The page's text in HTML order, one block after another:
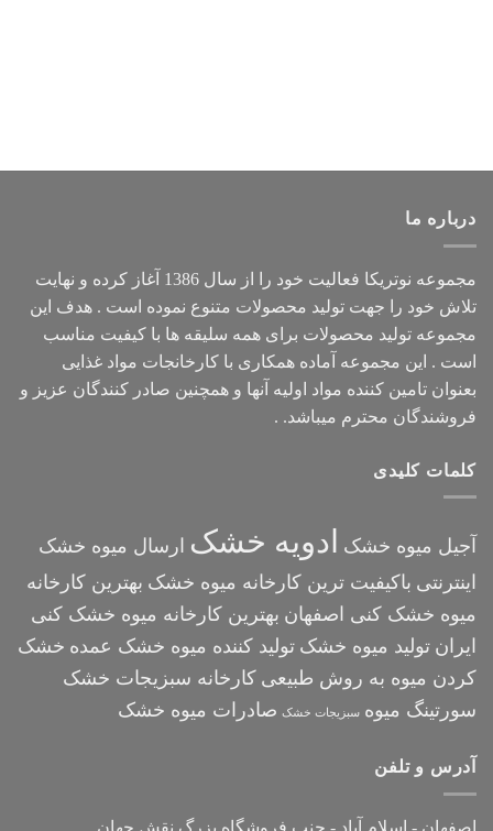
درباره ما
مجموعه نوتریکا
فعالیت خود را از سال 1386 آغاز کرده و نهایت
تلاش خود را جهت تولید محصولات متنوع نموده است . هدف این
مجموعه تولید محصولات برای همه سلیقه ها با کیفیت مناسب
است . این مجموعه آماده همکاری با کارخانجات مواد غذایی
بعنوان تامین کننده مواد اولیه آنها و همچنین صادر کنندگان عزیز و
فروشندگان محترم میباشد. .
کلمات کلیدی
آجیل میوه خشک ادویه خشک ارسال میوه خشک
اینترنتی باکیفیت ترین کارخانه میوه خشک بهترین کارخانه
میوه خشک کنی اصفهان بهترین کارخانه میوه خشک کنی
ایران تولید میوه خشک تولید کننده میوه خشک عمده خشک
کردن میوه به روش طبیعی کارخانه سبزیجات خشک
سورتینگ میوه سبزیجات خشک صادرات میوه خشک
آدرس و تلفن
اصفهان - اسلام آباد - جنب فروشگاه بزرگ نقش جهان